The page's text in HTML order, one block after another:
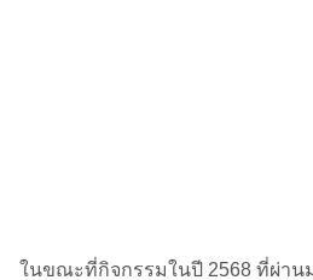
ในขณะที่กิจกรรมในปี 2568 ที่ผ่าน